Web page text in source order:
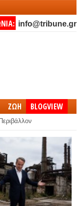
info@tribune.gr
ΖΩΗ BLOGVIEW
Περιβάλλον